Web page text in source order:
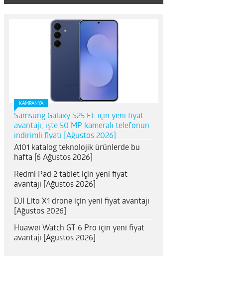
KAMPANYA
Samsung Galaxy S25 FE için yeni fiyat
avantajı; işte 50 MP kameralı telefonun
indirimli fiyatı [Ağustos 2026]
A101 katalog teknolojik ürünlerde bu
hafta [6 Ağustos 2026]
Redmi Pad 2 tablet için yeni fiyat
avantajı [Ağustos 2026]
DJI Lito X1 drone için yeni fiyat avantajı
[Ağustos 2026]
Huawei Watch GT 6 Pro için yeni fiyat
avantajı [Ağustos 2026]